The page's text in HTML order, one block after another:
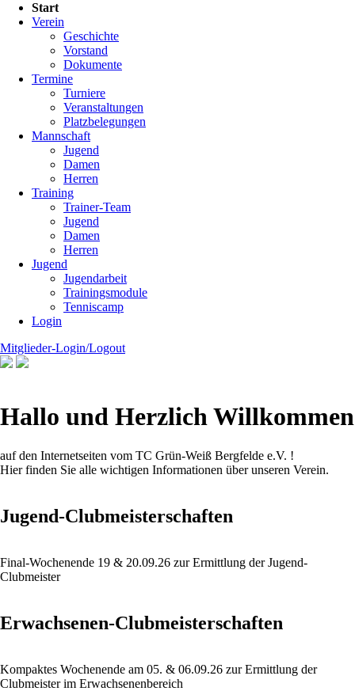
überspringen
Start
Verein
Geschichte
Vorstand
Dokumente
Termine
Turniere
Veranstaltungen
Platzbelegungen
Mannschaft
Jugend
Damen
Herren
Training
Trainer-Team
Jugend
Damen
Herren
Jugend
Jugendarbeit
Trainingsmodule
Tenniscamp
Login
Mitglieder-Login/Logout
Hallo und Herzlich Willkommen
auf den Internetseiten vom TC Grün-Weiß Bergfelde e.V. !
Hier finden Sie alle wichtigen Informationen über unseren Verein.
Jugend-Clubmeisterschaften
Final-Wochenende 19 & 20.09.26 zur Ermittlung der Jugend-
Clubmeister
Erwachsenen-Clubmeisterschaften
Kompaktes Wochenende am 05. & 06.09.26 zur Ermittlung der
Clubmeister im Erwachsenenbereich